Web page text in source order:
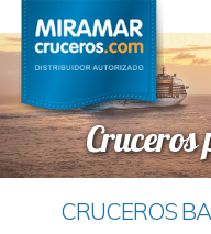
Cruceros
CRUCEROS